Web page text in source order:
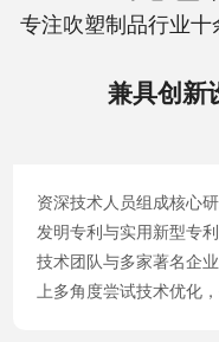
专注吹塑制品行业
兼具创新
资深技术人员组成核心
发明专利与实用新型专利
技术团队与多家著名企
上多角度尝试技术优化，